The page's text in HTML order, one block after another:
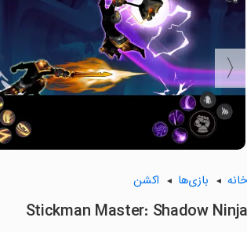
〈
خانه بازی‌ها اکشن
Stickman Master: Shadow Ninja